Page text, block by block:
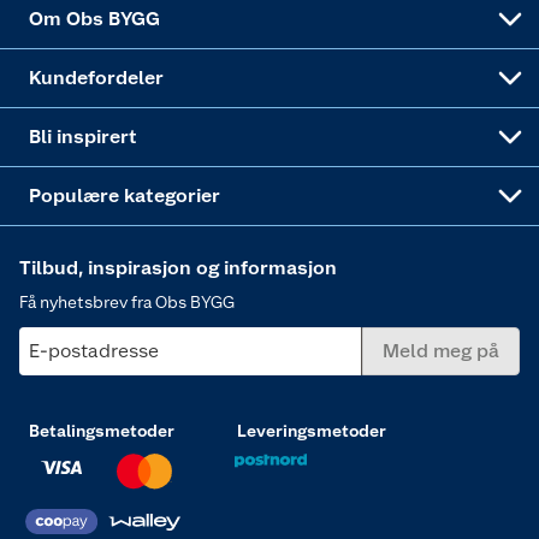
Om Obs BYGG
Kundefordeler
Bli inspirert
Populære kategorier
Tilbud, inspirasjon og informasjon
Få nyhetsbrev fra Obs BYGG
E-postadresse Meld meg på
Betalingsmetoder Leveringsmetoder